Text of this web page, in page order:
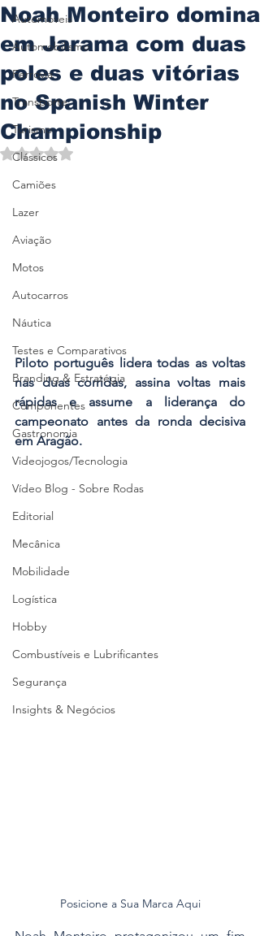
Automóveis
Automobilismo
Ferrovia
Transporte
Turismo
Clássicos
Camiões
Lazer
Aviação
Motos
Autocarros
Náutica
Testes e Comparativos
Branding & Estratégia
Componentes
Gastronomia
Videojogos/Tecnologia
Vídeo Blog - Sobre Rodas
Editorial
Mecânica
Mobilidade
Logística
Hobby
Combustíveis e Lubrificantes
Segurança
Insights & Negócios
Noah Monteiro domina
em Jarama com duas
poles e duas vitórias
no Spanish Winter
Championship
Avaliado com NaN de 5 estrelas.
Piloto português lidera todas as voltas
nas duas corridas, assina voltas mais
rápidas e assume a liderança do
campeonato antes da ronda decisiva
em Aragão.
Posicione a Sua Marca Aqui